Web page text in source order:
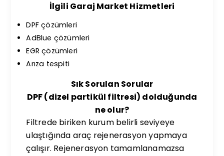
İlgili Garaj Market Hizmetleri
DPF çözümleri
AdBlue çözümleri
EGR çözümleri
Arıza tespiti
Sık Sorulan Sorular
DPF (dizel partikül filtresi) dolduğunda
ne olur?
Filtrede biriken kurum belirli seviyeye
ulaştığında araç rejenerasyon yapmaya
çalışır. Rejenerasyon tamamlanamazsa